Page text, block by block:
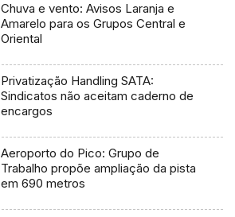
Chuva e vento: Avisos Laranja e
Amarelo para os Grupos Central e
Oriental
Privatização Handling SATA:
Sindicatos não aceitam caderno de
encargos
Aeroporto do Pico: Grupo de
Trabalho propõe ampliação da pista
em 690 metros